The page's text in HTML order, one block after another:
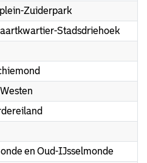
Zuiderpark
Stadsdriehoek
en Oud-IJsselmonde